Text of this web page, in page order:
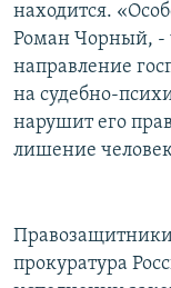
находится.
Роман Чорный, -
направление
на судебно-
нарушит его
лишение
Правозащитники
прокуратура